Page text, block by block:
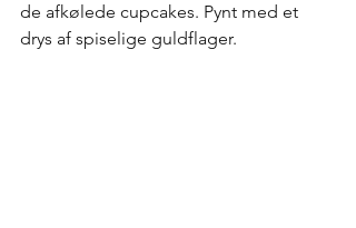
de afkølede cupcakes. Pynt med et
drys af spiselige guldflager.